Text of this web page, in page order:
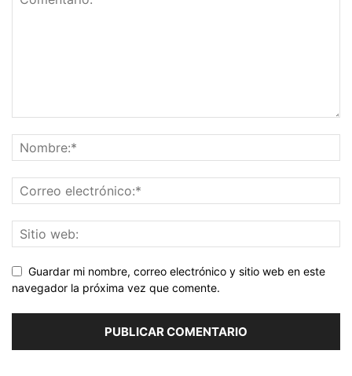
Guardar mi nombre, correo electrónico y sitio web en este
navegador la próxima vez que comente.